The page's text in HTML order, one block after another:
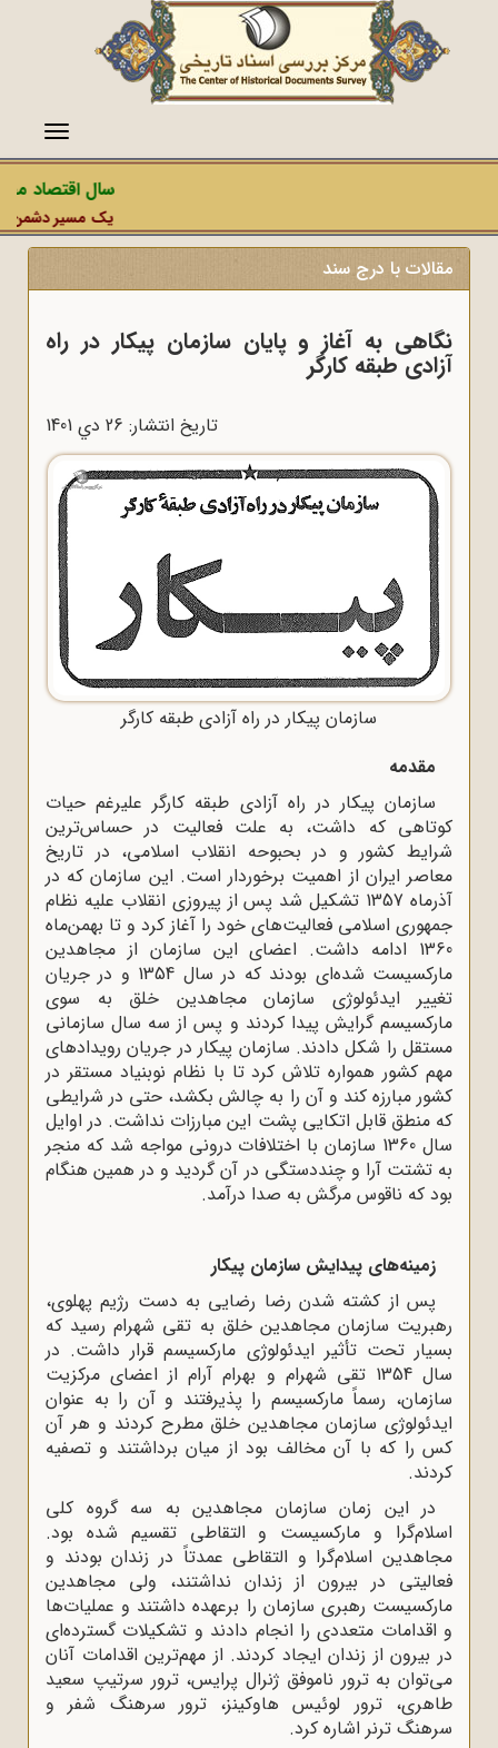
منو
سال اقتصاد
یک مسیر دشمن،
مقالات با درج سند
نگاهی به آغاز و پایان سازمان پیکار در راه
آزادی طبقه کارگر
تاریخ انتشار: 26 دي 1401
سازمان پیکار در راه آزادی طبقه کارگر
مقدمه
سازمان پیکار در راه آزادی طبقه کارگر علیرغم حیات
کوتاهی که داشت، به علت فعالیت در حساس‌ترین
شرایط کشور و در بحبوحه انقلاب اسلامی، در تاریخ
معاصر ایران از اهمیت برخوردار است. این سازمان که در
آذرماه 1357 تشکیل شد پس از پیروزی انقلاب علیه نظام
جمهوری اسلامی فعالیت‌های خود را آغاز کرد و تا بهمن‌ماه
1360 ادامه داشت. اعضای این سازمان از مجاهدین
مارکسیست ‌شده‌ای بودند که در سال 1354 و در جریان
تغییر ایدئولوژی سازمان مجاهدین خلق به سوی
مارکسیسم گرایش پیدا کردند و پس از سه سال سازمانی
مستقل را شکل دادند. سازمان پیکار در جریان رویدادهای
مهم کشور همواره تلاش کرد تا با نظام نوبنیاد مستقر در
کشور مبارزه کند و آن را به چالش بکشد، حتی در شرایطی
که منطق قابل اتکایی پشت این مبارزات نداشت. در اوایل
سال 1360 سازمان با اختلافات درونی مواجه شد که منجر
به تشتت آرا و چنددستگی در آن گردید و در همین هنگام
بود که ناقوس مرگش به صدا درآمد.
زمینه‌های پیدایش سازمان پیکار
پس از کشته شدن رضا رضایی به دست رژیم پهلوی،
رهبریت سازمان مجاهدین خلق به تقی شهرام رسید که
بسیار تحت ‌تأثیر ایدئولوژی مارکسیسم قرار داشت. در
سال 1354 تقی شهرام و بهرام آرام از اعضای مرکزیت
سازمان، رسماً مارکسیسم را پذیرفتند و آن را به‌ عنوان
ایدئولوژی سازمان مجاهدین خلق مطرح کردند و هر آن
کس را که با آن‌ مخالف بود از میان بر‌داشتند و تصفیه
‌کردند.
در این زمان سازمان مجاهدین به سه گروه کلی
اسلام‌گرا و مارکسیست و التقاطی تقسیم شده بود.
مجاهدین اسلام‌گرا و التقاطی عمدتاً در زندان بودند و
فعالیتی در بیرون از زندان نداشتند، ولی مجاهدین
مارکسیست رهبری سازمان را برعهده داشتند و عملیات‌ها
و اقدامات متعددی را انجام دادند و تشکیلات گسترده‌ای
در بیرون از زندان ایجاد کردند. از مهم‌ترین اقدامات آنان
می‌توان به ترور ناموفق ژنرال پرایس، ترور سرتیپ سعید
طاهری، ترور لوئیس هاوکینز، ترور سرهنگ شفر و
سرهنگ ترنر اشاره کرد.